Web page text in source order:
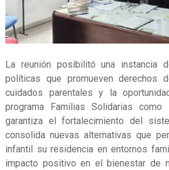
La reunión posibilitó una instancia
políticas que promueven derechos
cuidados parentales y la
programa Familias Solidarias
garantiza el fortalecimiento del
consolida nuevas alternativas que
infantil su residencia en entornos
impacto positivo en el bienestar de